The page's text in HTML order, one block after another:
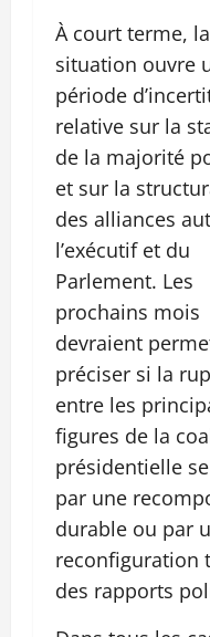
À court terme, la
situation ouvre
période
relative sur la
de la majorité
et sur la
des alliances
l’exécutif et du
Parlement. Les
prochains mois
devraient
préciser si la
entre les
figures de la
présidentielle
par une
durable ou par
reconfiguration
des rapports